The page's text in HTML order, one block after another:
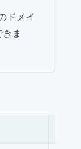
ドメイ
ま